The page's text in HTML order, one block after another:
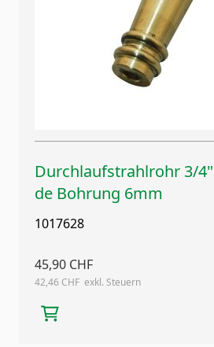
Durchlaufstrahlrohr 3/
de Bohrung 6mm
1017628
45,90 CHF
42,46 CHF